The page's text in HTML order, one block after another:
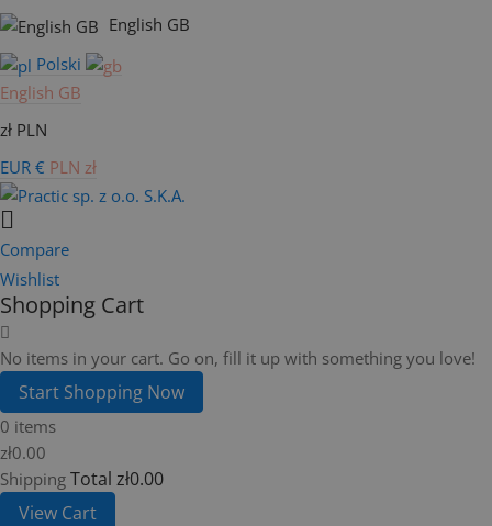
English GB
Polski
English GB
zł PLN
EUR € PLN zł
Compare
Wishlist
Shopping Cart
No items in your cart. Go on, fill it up with something you love!
Start Shopping Now
0 items
zł0.00
Shipping Total zł0.00
View Cart